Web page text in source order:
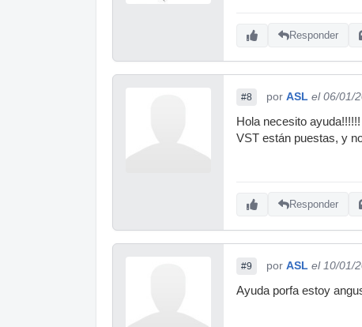
Responder
#8 por ASL el 06/01/
Hola necesito
VST están puestas, y
Responder
#9 por ASL el 10/01/
Ayuda porfa estoy